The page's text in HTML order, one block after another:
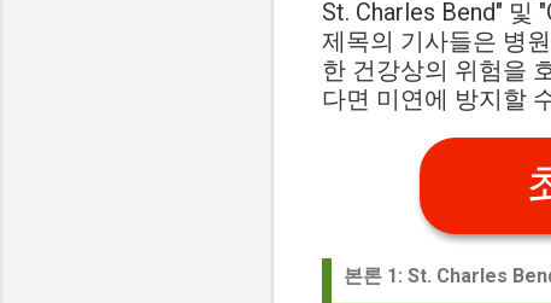
St. Charles Bend" 및
제목의 기사들은 병
한 건강상의 위험을
다면 미연에 방지할
본론 1: St. Charles